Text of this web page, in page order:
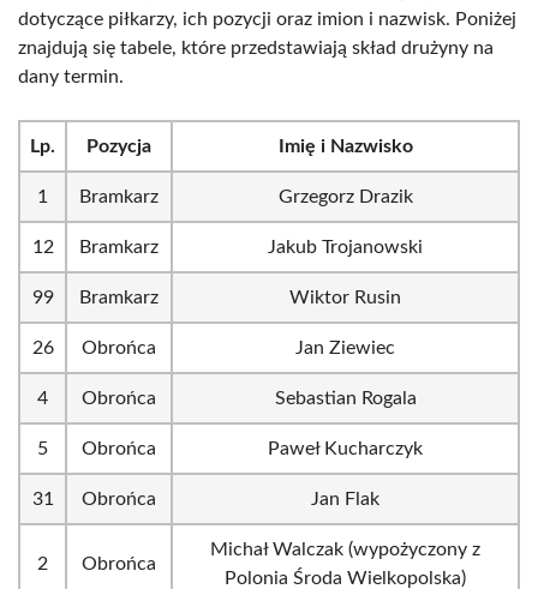
dotyczące piłkarzy, ich pozycji oraz imion i nazwisk. Poniżej
znajdują się tabele, które przedstawiają skład drużyny na
dany termin.
Lp. Pozycja Imię i Nazwisko
1 Bramkarz Grzegorz Drazik
12 Bramkarz Jakub Trojanowski
99 Bramkarz Wiktor Rusin
26 Obrońca Jan Ziewiec
4 Obrońca Sebastian Rogala
5 Obrońca Paweł Kucharczyk
31 Obrońca Jan Flak
2 Obrońca
Michał Walczak (wypożyczony z
Polonia Środa Wielkopolska)